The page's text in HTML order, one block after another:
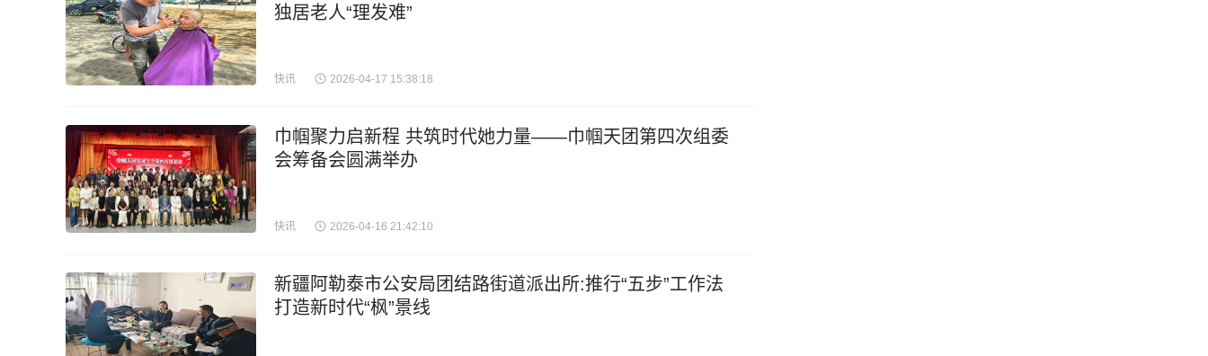
独居老人“理发难”
快讯 2026-04-17 15:38:18
巾帼聚力启新程 共筑时代她力量——巾帼天团第四次组委
会筹备会圆满举办
快讯 2026-04-16 21:42:10
新疆阿勒泰市公安局团结路街道派出所:推行“五步”工作法
打造新时代“枫”景线